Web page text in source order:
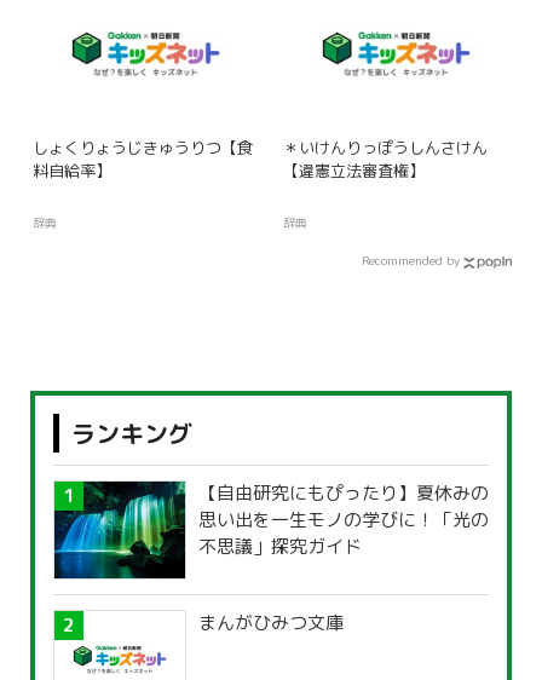
しょくりょうじきゅうりつ【食
料自給率】
辞典
＊いけんりっぽうしんさけん
【違憲立法審査権】
辞典
Recommended by
ランキング
【自由研究にもぴったり】夏休みの
思い出を一生モノの学びに！「光の
不思議」探究ガイド
まんがひみつ文庫